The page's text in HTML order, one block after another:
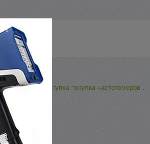
и регионах скупка покупка частотомеров .
—